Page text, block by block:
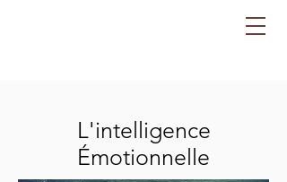
L'intelligence
Émotionnelle